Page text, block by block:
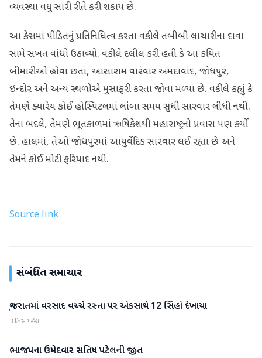
વ્યવસ્થા વધુ સારી રીતે કરી શકાય છે.
આ કેસમાં પીડિતનું પ્રતિનિધિત્વ કરતા વકીલે તબીબી લાચારીના દાવા
સામે સખત વાંધો ઉઠાવ્યો. વકીલે દલીલ કરી હતી કે આ કથિત
બીમારીઓ હોવા છતાં, આસારામ વારંવાર અમદાવાદ, જોધપુર,
ઇન્દોર અને અન્ય સ્થળોએ મુસાફરી કરતા જોવા મળ્યા છે. વકીલે કહ્યું કે
તેમણે ક્યારેય કોઈ હોસ્પિટલમાં લાંબા સમય સુધી સારવાર લીધી નથી.
તેના બદલે, તેમણે ભૂતકાળમાં ઋષિકેશથી મહારાષ્ટ્રનો પ્રવાસ પણ કર્યો
છે. હાલમાં, તેઓ જોધપુરમાં આયુર્વેદિક સારવાર લઈ રહ્યા છે અને
તેમને કોઈ મોટી ફરિયાદ નથી.
Source link
સંબંધિત સમાચાર
ગુજરાત
ગુજરાતમાં વરસાદ વચ્ચે રસ્તા પર એકસાથે 12 સિંહો દેખાયા
3 દિવસ પહેલા
ગુજરાત
ભાજપના ઉમેદવાર સતિષ પટેલની જીત